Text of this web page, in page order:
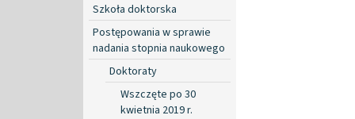
Szkoła doktorska
Postępowania w sprawie
nadania stopnia naukowego
Doktoraty
Wszczęte po 30
kwietnia 2019 r.